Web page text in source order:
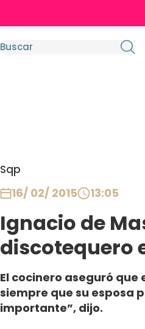
Sqp
16/ 02/ 2015 13:05
Ignacio de
discotequero
El cocinero aseguró
siempre que su esposa
importante”, dijo.